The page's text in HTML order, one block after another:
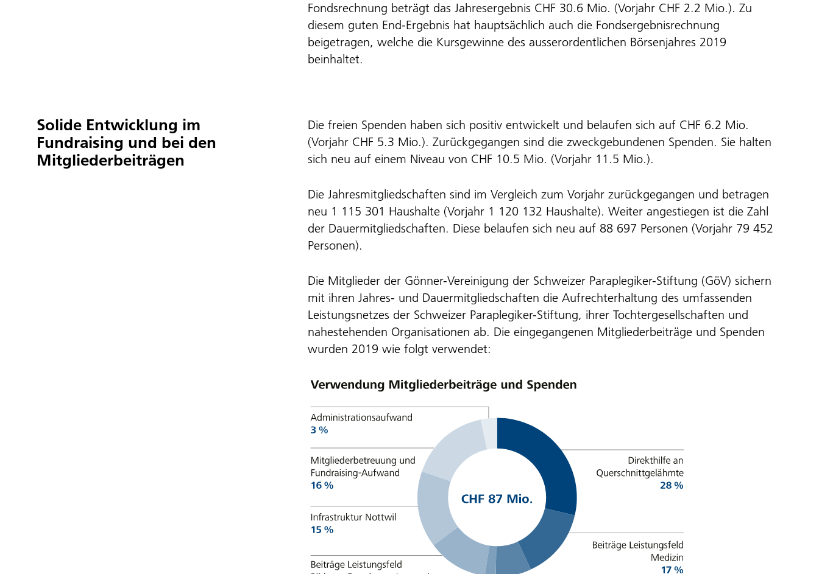
Fondsrechnung beträgt das Jahresergebnis CHF 30.6 Mio. (Vorjahr CHF 2.2 Mio.). Zu
diesem guten End-Ergebnis hat hauptsächlich auch die Fondsergebnisrechnung
beigetragen, welche die Kursgewinne des ausserordentlichen Börsenjahres 2019
beinhaltet.
Solide Entwicklung im
Fundraising und bei den
Mitgliederbeiträgen
Die freien Spenden haben sich positiv entwickelt und belaufen sich auf CHF 6.2 Mio.
(Vorjahr CHF 5.3 Mio.). Zurückgegangen sind die zweckgebundenen Spenden. Sie halten
sich neu auf einem Niveau von CHF 10.5 Mio. (Vorjahr 11.5 Mio.).
Die Jahresmitgliedschaften sind im Vergleich zum Vorjahr zurückgegangen und betragen
neu 1 115 301 Haushalte (Vorjahr 1 120 132 Haushalte). Weiter angestiegen ist die Zahl
der Dauermitgliedschaften. Diese belaufen sich neu auf 88 697 Personen (Vorjahr 79 452
Personen).
Die Mitglieder der Gönner-Vereinigung der Schweizer Paraplegiker-Stiftung (GöV) sichern
mit ihren Jahres- und Dauermitgliedschaften die Aufrechterhaltung des umfassenden
Leistungsnetzes der Schweizer Paraplegiker-Stiftung, ihrer Tochtergesellschaften und
nahestehenden Organisationen ab. Die eingegangenen Mitgliederbeiträge und Spenden
wurden 2019 wie folgt verwendet: